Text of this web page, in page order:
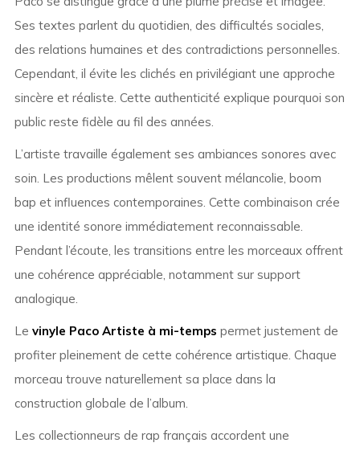
Ses textes parlent du quotidien, des difficultés sociales,
des relations humaines et des contradictions personnelles.
Cependant, il évite les clichés en privilégiant une approche
sincère et réaliste. Cette authenticité explique pourquoi son
public reste fidèle au fil des années.
L’artiste travaille également ses ambiances sonores avec
soin. Les productions mêlent souvent mélancolie, boom
bap et influences contemporaines. Cette combinaison crée
une identité sonore immédiatement reconnaissable.
Pendant l’écoute, les transitions entre les morceaux offrent
une cohérence appréciable, notamment sur support
analogique.
Le vinyle Paco Artiste à mi-temps permet justement de
profiter pleinement de cette cohérence artistique. Chaque
morceau trouve naturellement sa place dans la
construction globale de l’album.
Les collectionneurs de rap français accordent une